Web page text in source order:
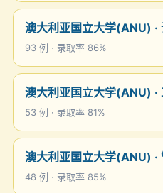
澳大利亚国立大学(ANU) ·
93 例 · 录取率 86%
澳大利亚国立大学(ANU) ·
53 例 · 录取率 81%
澳大利亚国立大学(ANU) ·
48 例 · 录取率 85%